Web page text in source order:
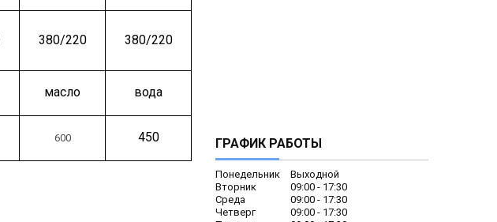
380/220 380/220
масло вода
600 450 ГРАФИК РАБОТЫ
Понедельник
Выходной
Вторник
09:00
17:30
Среда
09:00
17:30
Четверг
09:00
17:30